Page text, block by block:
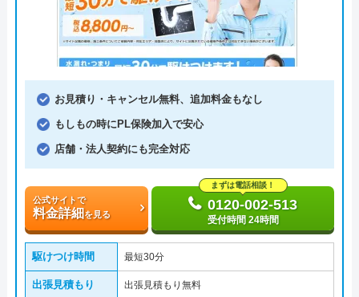
お見積り・キャンセル無料、追加料金もなし
もしもの時にPL保険加入で安心
店舗・法人契約にも完全対応
公式サイトで
料金詳細 を見る
まずは電話相談！
0120-002-513
受付時間 24時間
駆けつけ時間 最短30分
出張見積もり 出張見積もり無料